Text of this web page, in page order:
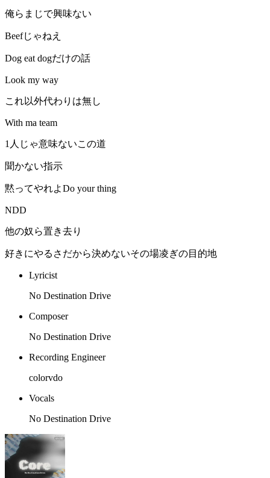
俺らまじで興味ない
Beefじゃねえ
Dog eat dogだけの話
Look my way
これ以外代わりは無し
With ma team
1人じゃ意味ないこの道
聞かない指示
黙ってやれよDo your thing
NDD
他の奴ら置き去り
好きにやるさだから決めないその場凌ぎの目的地
Lyricist
No Destination Drive
Composer
No Destination Drive
Recording Engineer
colorvdo
Vocals
No Destination Drive